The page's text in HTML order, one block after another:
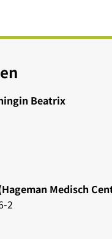
Beatrix
Medisch
2